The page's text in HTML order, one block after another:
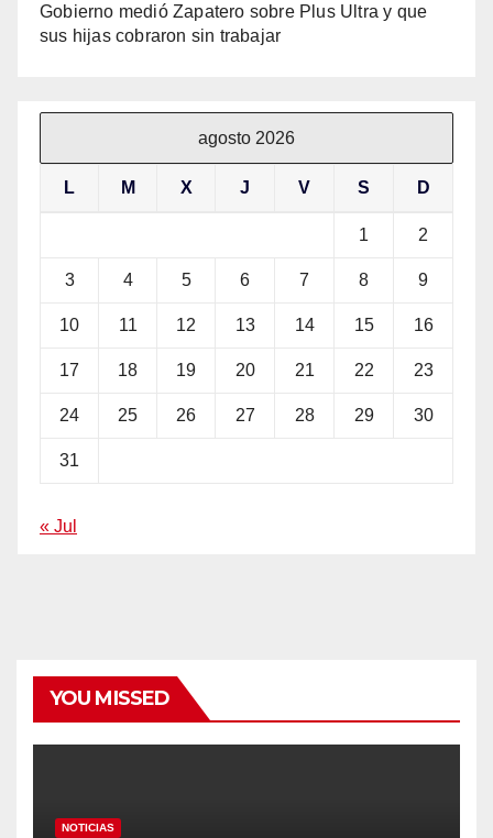
Gobierno medió Zapatero sobre Plus Ultra y que
sus hijas cobraron sin trabajar
agosto 2026
L M X J V S D
1 2
3 4 5 6 7 8 9
10 11 12 13 14 15 16
17 18 19 20 21 22 23
24 25 26 27 28 29 30
31
« Jul
YOU MISSED
NOTICIAS